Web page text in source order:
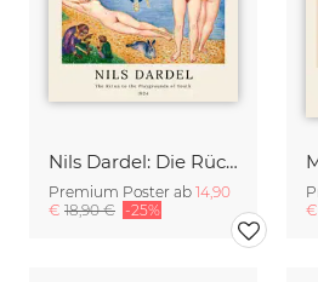
Nils Dardel: Die Rückkehr zu den Spielplätzen der Jugend
Premium Poster ab 14,90
€ 18,90 € -25%
€